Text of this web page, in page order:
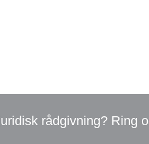
rådgivning? Ring